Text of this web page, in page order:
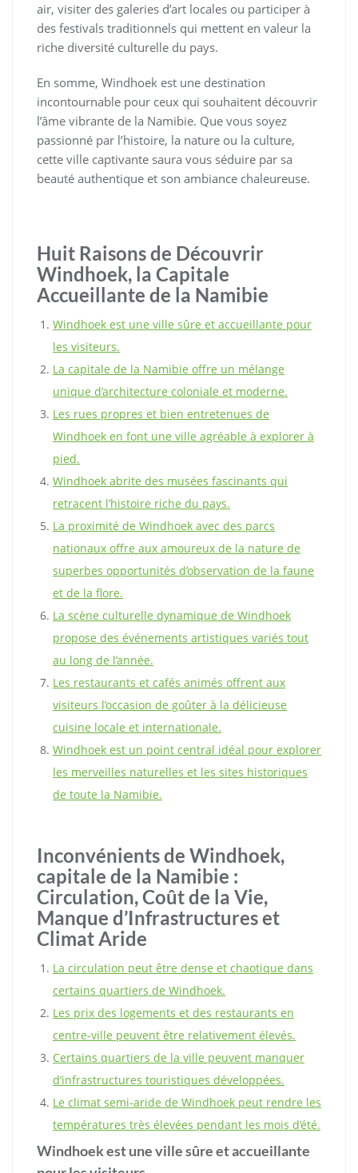
air, visiter des galeries d’art locales ou participer à
des festivals traditionnels qui mettent en valeur la
riche diversité culturelle du pays.
En somme, Windhoek est une destination
incontournable pour ceux qui souhaitent découvrir
l’âme vibrante de la Namibie. Que vous soyez
passionné par l’histoire, la nature ou la culture,
cette ville captivante saura vous séduire par sa
beauté authentique et son ambiance chaleureuse.
Huit Raisons de Découvrir
Windhoek, la Capitale
Accueillante de la Namibie
Windhoek est une ville sûre et accueillante pour
les visiteurs.
La capitale de la Namibie offre un mélange
unique d’architecture coloniale et moderne.
Les rues propres et bien entretenues de
Windhoek en font une ville agréable à explorer à
pied.
Windhoek abrite des musées fascinants qui
retracent l’histoire riche du pays.
La proximité de Windhoek avec des parcs
nationaux offre aux amoureux de la nature de
superbes opportunités d’observation de la faune
et de la flore.
La scène culturelle dynamique de Windhoek
propose des événements artistiques variés tout
au long de l’année.
Les restaurants et cafés animés offrent aux
visiteurs l’occasion de goûter à la délicieuse
cuisine locale et internationale.
Windhoek est un point central idéal pour explorer
les merveilles naturelles et les sites historiques
de toute la Namibie.
Inconvénients de Windhoek,
capitale de la Namibie :
Circulation, Coût de la Vie,
Manque d’Infrastructures et
Climat Aride
La circulation peut être dense et chaotique dans
certains quartiers de Windhoek.
Les prix des logements et des restaurants en
centre-ville peuvent être relativement élevés.
Certains quartiers de la ville peuvent manquer
d’infrastructures touristiques développées.
Le climat semi-aride de Windhoek peut rendre les
températures très élevées pendant les mois d’été.
Windhoek est une ville sûre et accueillante